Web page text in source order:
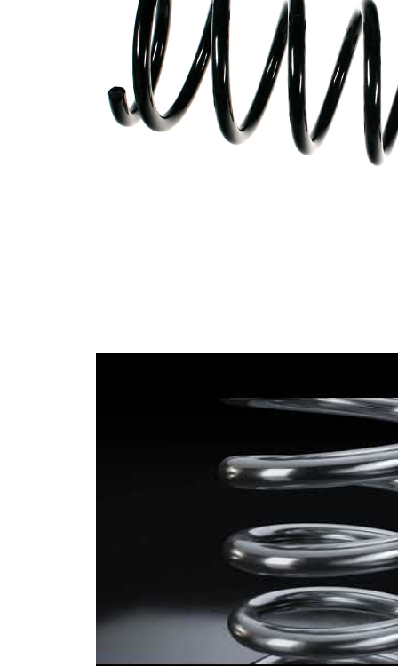
Tvar
pružiny
pružina s
konstatním
průměrem
Vnější
průměr
124 mm
Průměr
drátu
12,75 mm